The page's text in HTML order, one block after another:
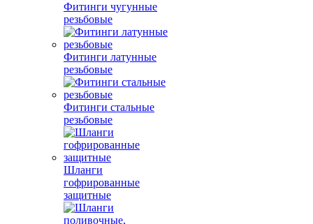
Фитинги чугунные
резьбовые
Фитинги латунные
резьбовые
Фитинги стальные
резьбовые
Шланги
гофрированные
защитные